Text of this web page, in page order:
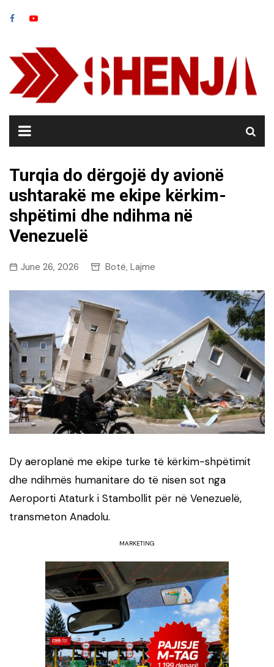
Turqia do dërgojë dy avionë
ushtarakë me ekipe kërkim-
shpëtimi dhe ndihma në
Venezuelë
June 26, 2026 Botë, Lajme
Dy aeroplanë me ekipe turke të kërkim-shpëtimit
dhe ndihmës humanitare do të nisen sot nga
Aeroporti Ataturk i Stambollit për në Venezuelë,
transmeton Anadolu.
MARKETING